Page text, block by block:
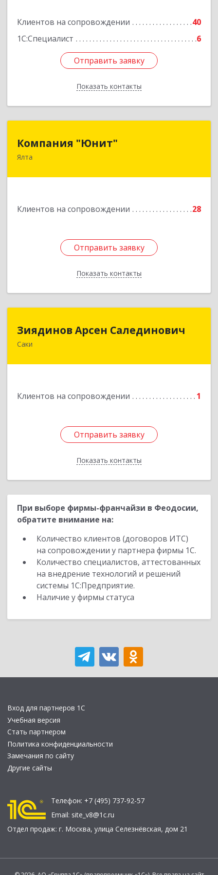
Клиентов на сопровождении
40
1С:Специалист
6
Отправить заявку
Показать контакты
Отправить заявку
Назад
Компания "Юнит"
Ялта
Клиентов на сопровождении 28
Отправить заявку
Показать контакты
298600, Крым Респ, Ялта г, Васильева ул, дом №
Отправить заявку
Назад
Зиядинов Арсен Салединович
Саки
Клиентов на сопровождении 1
Отправить заявку
Показать контакты
Отправить заявку
Назад
При выборе фирмы-франчайзи в Феодосии,
обратите внимание на:
Количество клиентов (договоров ИТС)
на сопровождении у партнера фирмы 1С.
Количество специалистов, аттестованных
на внедрение технологий и решений
системы 1С:Предприятие.
Наличие у фирмы статуса
Вход для партнеров 1С
Учебная версия
Стать партнером
Политика конфиденциальности
Замечания по сайту
Другие сайты
Телефон: +7 (495) 737-92-57
Email: site_v8@1c.ru
Отдел продаж: г. Москва, улица Селезнёвская, дом 21